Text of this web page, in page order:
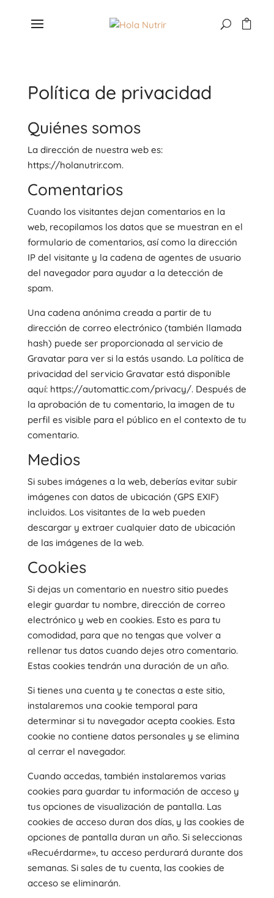
Política de privacidad
Quiénes somos
La dirección de nuestra web es:
https://holanutrir.com.
Comentarios
Cuando los visitantes dejan comentarios en la
web, recopilamos los datos que se muestran en el
formulario de comentarios, así como la dirección
IP del visitante y la cadena de agentes de usuario
del navegador para ayudar a la detección de
spam.
Una cadena anónima creada a partir de tu
dirección de correo electrónico (también llamada
hash) puede ser proporcionada al servicio de
Gravatar para ver si la estás usando. La política de
privacidad del servicio Gravatar está disponible
aquí: https://automattic.com/privacy/. Después de
la aprobación de tu comentario, la imagen de tu
perfil es visible para el público en el contexto de tu
comentario.
Medios
Si subes imágenes a la web, deberías evitar subir
imágenes con datos de ubicación (GPS EXIF)
incluidos. Los visitantes de la web pueden
descargar y extraer cualquier dato de ubicación
de las imágenes de la web.
Cookies
Si dejas un comentario en nuestro sitio puedes
elegir guardar tu nombre, dirección de correo
electrónico y web en cookies. Esto es para tu
comodidad, para que no tengas que volver a
rellenar tus datos cuando dejes otro comentario.
Estas cookies tendrán una duración de un año.
Si tienes una cuenta y te conectas a este sitio,
instalaremos una cookie temporal para
determinar si tu navegador acepta cookies. Esta
cookie no contiene datos personales y se elimina
al cerrar el navegador.
Cuando accedas, también instalaremos varias
cookies para guardar tu información de acceso y
tus opciones de visualización de pantalla. Las
cookies de acceso duran dos días, y las cookies de
opciones de pantalla duran un año. Si seleccionas
«Recuérdarme», tu acceso perdurará durante dos
semanas. Si sales de tu cuenta, las cookies de
acceso se eliminarán.